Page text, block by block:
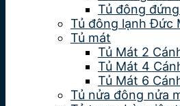
Tủ đông
Tủ đông lạnh Đức
Tủ mát
Tủ Mát 2
Tủ Mát 4
Tủ Mát 6
Tủ nửa đông nửa